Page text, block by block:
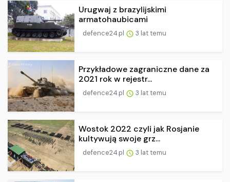
Urugwaj z brazylijskimi
armatohaubicami
defence24.pl 3 lat temu
Przykładowe zagraniczne dane za
2021 rok w rejestr...
defence24.pl 3 lat temu
Wostok 2022 czyli jak Rosjanie
kultywują swoje grz...
defence24.pl 3 lat temu